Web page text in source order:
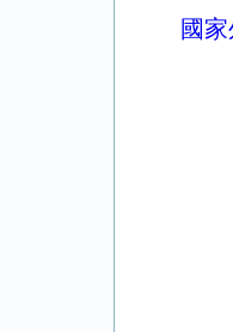
國